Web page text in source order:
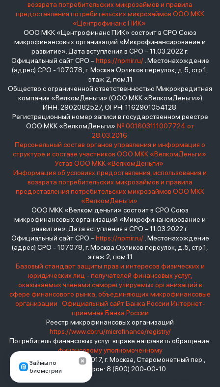
Займы по
биометрии
возврата потребительских микрозаймов и правила
предоставления потребительских микрозаймов ООО МКК
«Центрофинанс ПИК»
ООО МКК «Центрофинанс ПИК» состоит в СРО Союз
микрофинансовых организаций «Микрофинансирование и
развитие». Дата вступления в СРО – 11.03.2022 г.
Официальный сайт СРО –https://npmir.ru/. Местонахождение
(адрес) СРО - 107078, г. Москва Орликов переулок, д.5, стр.1,
этаж 2, пом.11
Общество с ограниченной ответственностью Микрокредитная
компания «ВелкомДеньги» (ООО МКК «ВелкомДеньги»)
ИНН: 2902082527, ОГРН: 1162901054128
Регистрационный номер записи в государственном реестре
ООО МКК «ВелкомДеньги» № 001603111007724 от
28.03.2016
Персональный состав органов управления и информация о
структуре и составе участников ООО МКК «ВелкомДеньги»
Устав ООО МКК «ВелкомДеньги»
Информация об условиях предоставления, использования и
возврата потребительских микрозаймов и правила
предоставления потребительских микрозаймов ООО МКК
«ВелкомДеньги»
ООО МКК «Велком деньги» состоит в СРО Союз
микрофинансовых организаций «Микрофинансирование и
развитие». Дата вступления в СРО – 11.03.2022 г.
Официальный сайт СРО –https://npmir.ru/. Местонахождение
(адрес) СРО - 107078, г. Москва Орликов переулок, д.5, стр.1,
этаж 2, пом.11
Базовый стандарт защиты прав и интересов физических и
юридических лиц - получателей финансовых услуг,
оказываемых членами саморегулируемых организаций в
сфере финансового рынка, объединяющих микрофинансовые
организации
Официальный сайт Банка России Интернет-
приемная Банка России
Реестр микрофинансовых организаций
https://www.cbr.ru/microfinance/registry/
Потребитель финансовых услуг вправе направить обращение
финансовому уполномоченному
Место нахождения: 119017, г. Москва, Старомонетный пер.,
дом 3 Телефон: 8 (800) 200-00-10
взять займ - <a href="https://viruchay.ru">выручай</a> -